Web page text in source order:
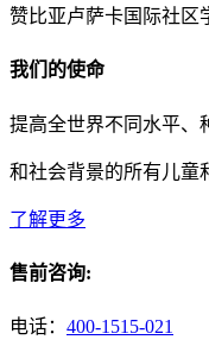
赞比亚卢萨卡国际社区
我们的使命
提高全世界不同水平、
和社会背景的所有儿童
了解更多
售前咨询:
电话： 400-1515-021